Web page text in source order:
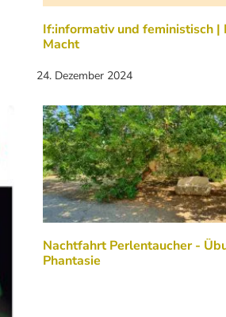
If:informativ und feministisch |
Macht
24. Dezember 2024
Nachtfahrt Perlentaucher -
Phantasie